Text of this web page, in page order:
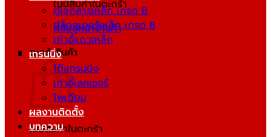
ไม่มีสินค้าในตะกร้า
กลับสู่หน้าร้านค้า
ตะกร้าสินค้า
ไม่มีสินค้าในตะกร้า
ตู้เอกสารเหล็ก เกรด B
ตู้ล็อกเกอร์เหล็ก เกรด B
เก้าอี้แถวเหล็ก
เทรนนิ่ง
โต๊ะเทรนนิ่ง
เก้าอี้เลคเชอร์
โพเดียม
ผลงานติดตั้ง
บทความ